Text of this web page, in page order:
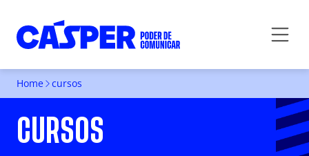
Home cursos
CURSOS